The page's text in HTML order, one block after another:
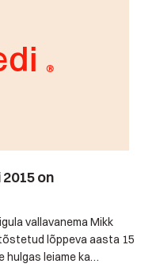
vallavanema Mikk
lõppeva aasta 15
leiame ka
abivajajatele käivitus
meel tõdeda, et Lääne-
turvalisemat elamist